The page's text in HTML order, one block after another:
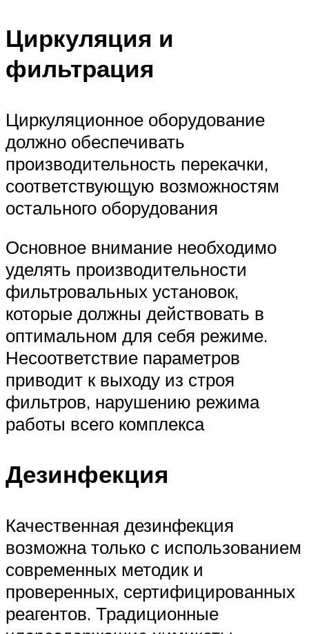
Циркуляция и
фильтрация
Циркуляционное оборудование
должно обеспечивать
производительность перекачки,
соответствующую возможностям
остального оборудования
Основное внимание необходимо
уделять производительности
фильтровальных установок,
которые должны действовать в
оптимальном для себя режиме.
Несоответствие параметров
приводит к выходу из строя
фильтров, нарушению режима
работы всего комплекса
Дезинфекция
Качественная дезинфекция
возможна только с использованием
современных методик и
проверенных, сертифицированных
реагентов. Традиционные